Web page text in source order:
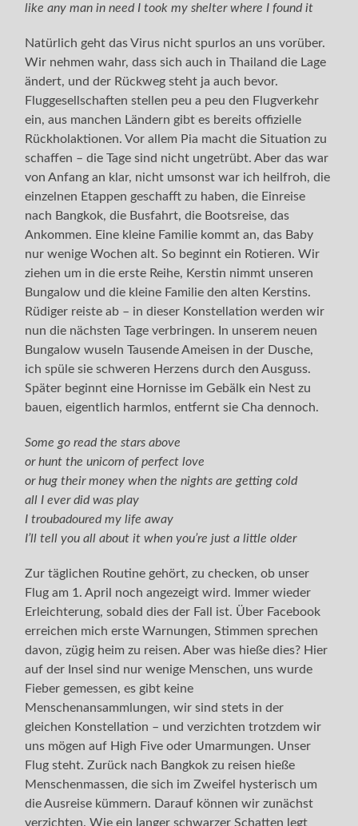
like any man in need I took my shelter where I found it
Natürlich geht das Virus nicht spurlos an uns vorüber.
Wir nehmen wahr, dass sich auch in Thailand die Lage
ändert, und der Rückweg steht ja auch bevor.
Fluggesellschaften stellen peu a peu den Flugverkehr
ein, aus manchen Ländern gibt es bereits offizielle
Rückholaktionen. Vor allem Pia macht die Situation zu
schaffen – die Tage sind nicht ungetrübt. Aber das war
von Anfang an klar, nicht umsonst war ich heilfroh, die
einzelnen Etappen geschafft zu haben, die Einreise
nach Bangkok, die Busfahrt, die Bootsreise, das
Ankommen. Eine kleine Familie kommt an, das Baby
nur wenige Wochen alt. So beginnt ein Rotieren. Wir
ziehen um in die erste Reihe, Kerstin nimmt unseren
Bungalow und die kleine Familie den alten Kerstins.
Rüdiger reiste ab – in dieser Konstellation werden wir
nun die nächsten Tage verbringen. In unserem neuen
Bungalow wuseln Tausende Ameisen in der Dusche,
ich spüle sie schweren Herzens durch den Ausguss.
Später beginnt eine Hornisse im Gebälk ein Nest zu
bauen, eigentlich harmlos, entfernt sie Cha dennoch.
Some go read the stars above
or hunt the unicorn of perfect love
or hug their money when the nights are getting cold
all I ever did was play
I troubadoured my life away
I’ll tell you all about it when you’re just a little older
Zur täglichen Routine gehört, zu checken, ob unser
Flug am 1. April noch angezeigt wird. Immer wieder
Erleichterung, sobald dies der Fall ist. Über Facebook
erreichen mich erste Warnungen, Stimmen sprechen
davon, zügig heim zu reisen. Aber was hieße dies? Hier
auf der Insel sind nur wenige Menschen, uns wurde
Fieber gemessen, es gibt keine
Menschenansammlungen, wir sind stets in der
gleichen Konstellation – und verzichten trotzdem wir
uns mögen auf High Five oder Umarmungen. Unser
Flug steht. Zurück nach Bangkok zu reisen hieße
Menschenmassen, die sich im Zweifel hysterisch um
die Ausreise kümmern. Darauf können wir zunächst
verzichten. Wie ein langer schwarzer Schatten legt